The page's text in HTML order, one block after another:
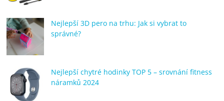
Nejlepší 3D pero na trhu: Jak si vybrat to
správné?
Nejlepší chytré hodinky TOP 5 – srovnání fitness
náramků 2024